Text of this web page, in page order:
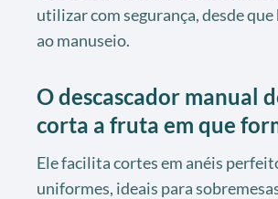
utilizar com segurança, desde
ao manuseio.
O descascador manual
corta a fruta em que
Ele facilita cortes em anéis
uniformes, ideais para